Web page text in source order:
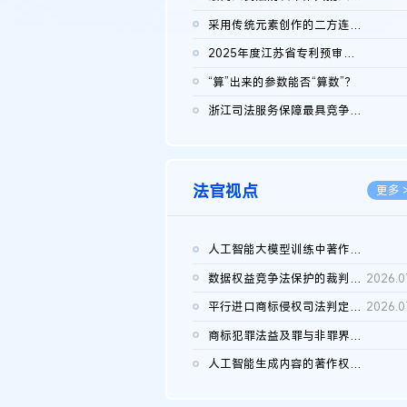
采用传统元素创作的二方连续装饰图案作品的独创性及侵权对比认定
2025年度江苏省专利预审典型案例
“算”出来的参数能否“算数”？
浙江司法服务保障最具竞争力营商环境建设典型案例（第二批）含侵...
法官视点 更多
人工智能大模型训练中著作权的合理使用
数据权益竞争法保护的裁判路径构建
平行进口商标侵权司法判定规则的困境与纾解
商标犯罪法益及罪与非罪界限研究
人工智能生成内容的著作权司法认定：演进逻辑、现实困境与规则建...